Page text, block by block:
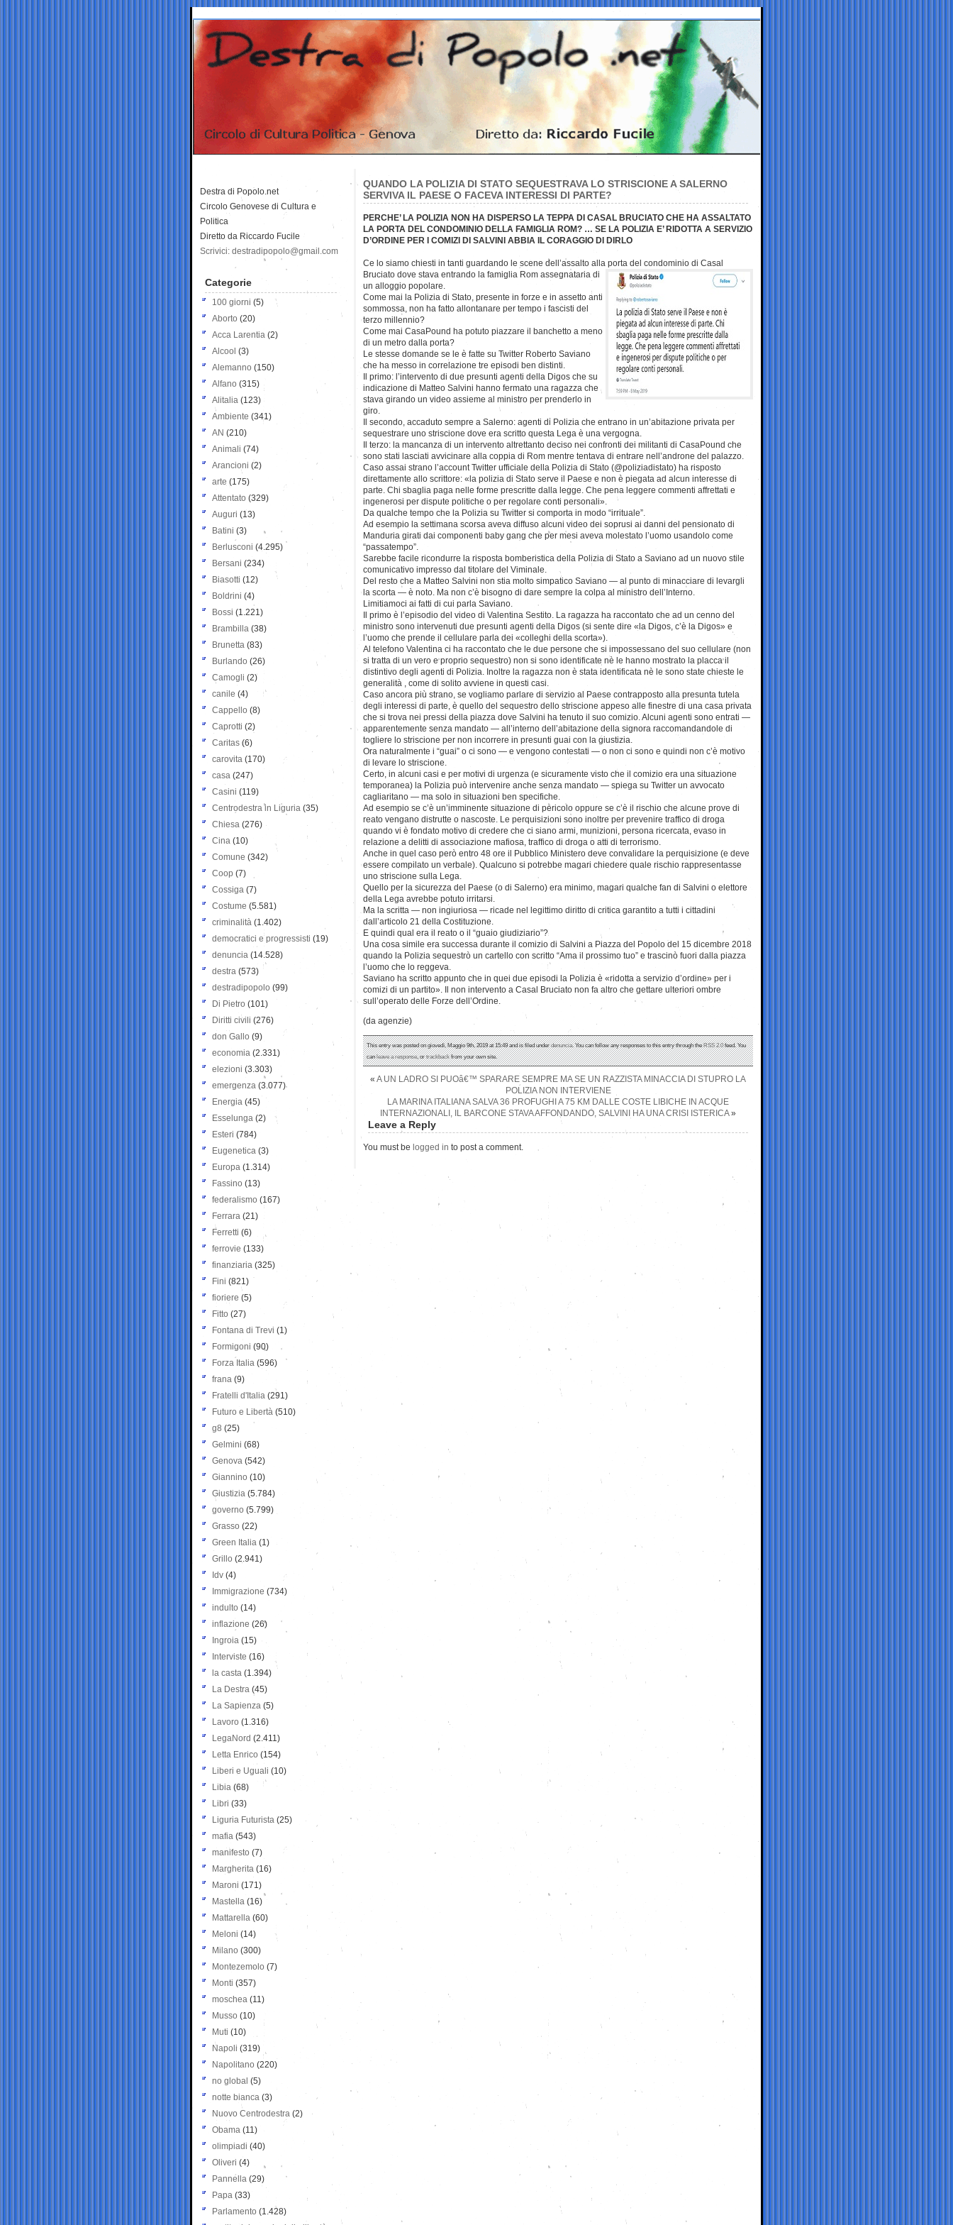
QUANDO LA POLIZIA DI STATO SEQUESTRAVA LO STRISCIONE A SALERNO
SERVIVA IL PAESE O FACEVA INTERESSI DI PARTE?
PERCHE’ LA POLIZIA NON HA DISPERSO LA TEPPA DI CASAL BRUCIATO CHE HA ASSALTATO
LA PORTA DEL CONDOMINIO DELLA FAMIGLIA ROM? … SE LA POLIZIA E’ RIDOTTA A SERVIZIO
D’ORDINE PER I COMIZI DI SALVINI ABBIA IL CORAGGIO DI DIRLO
Ce lo siamo chiesti in tanti guardando le scene dell’assalto alla porta del condominio di Casal
Bruciato dove stava entrando la famiglia Rom assegnataria di
un alloggio popolare.
Come mai la Polizia di Stato, presente in forze e in assetto anti
sommossa, non ha fatto allontanare per tempo i fascisti del
terzo millennio?
Come mai CasaPound ha potuto piazzare il banchetto a meno
di un metro dalla porta?
Le stesse domande se le è fatte su Twitter Roberto Saviano
che ha messo in correlazione tre episodi ben distinti.
Il primo: l’intervento di due presunti agenti della Digos che su
indicazione di Matteo Salvini hanno fermato una ragazza che
stava girando un video assieme al ministro per prenderlo in
giro.
Il secondo, accaduto sempre a Salerno: agenti di Polizia che entrano in un’abitazione privata per
sequestrare uno striscione dove era scritto questa Lega è una vergogna.
Il terzo: la mancanza di un intervento altrettanto deciso nei confronti dei militanti di CasaPound che
sono stati lasciati avvicinare alla coppia di Rom mentre tentava di entrare nell’androne del palazzo.
Caso assai strano l’account Twitter ufficiale della Polizia di Stato (@poliziadistato) ha risposto
direttamente allo scrittore: «la polizia di Stato serve il Paese e non è piegata ad alcun interesse di
parte. Chi sbaglia paga nelle forme prescritte dalla legge. Che pena leggere commenti affrettati e
ingenerosi per dispute politiche o per regolare conti personali».
Da qualche tempo che la Polizia su Twitter si comporta in modo “irrituale”.
Ad esempio la settimana scorsa aveva diffuso alcuni video dei soprusi ai danni del pensionato di
Manduria girati dai componenti baby gang che per mesi aveva molestato l’uomo usandolo come
“passatempo”.
Sarebbe facile ricondurre la risposta bomberistica della Polizia di Stato a Saviano ad un nuovo stile
comunicativo impresso dal titolare del Viminale.
Del resto che a Matteo Salvini non stia molto simpatico Saviano — al punto di minacciare di levargli
la scorta — è noto. Ma non c’è bisogno di dare sempre la colpa al ministro dell’Interno.
Limitiamoci ai fatti di cui parla Saviano.
Il primo è l’episodio del video di Valentina Sestito. La ragazza ha raccontato che ad un cenno del
ministro sono intervenuti due presunti agenti della Digos (si sente dire «la Digos, c’è la Digos» e
l’uomo che prende il cellulare parla dei «colleghi della scorta»).
Al telefono Valentina ci ha raccontato che le due persone che si impossessano del suo cellulare (non
si tratta di un vero e proprio sequestro) non si sono identificate nè le hanno mostrato la placca il
distintivo degli agenti di Polizia. Inoltre la ragazza non è stata identificata nè le sono state chieste le
generalità , come di solito avviene in questi casi.
Caso ancora più strano, se vogliamo parlare di servizio al Paese contrapposto alla presunta tutela
degli interessi di parte, è quello del sequestro dello striscione appeso alle finestre di una casa privata
che si trova nei pressi della piazza dove Salvini ha tenuto il suo comizio. Alcuni agenti sono entrati —
apparentemente senza mandato — all’interno dell’abitazione della signora raccomandandole di
togliere lo striscione per non incorrere in presunti guai con la giustizia.
Ora naturalmente i “guai” o ci sono — e vengono contestati — o non ci sono e quindi non c’è motivo
di levare lo striscione.
Certo, in alcuni casi e per motivi di urgenza (e sicuramente visto che il comizio era una situazione
temporanea) la Polizia può intervenire anche senza mandato — spiega su Twitter un avvocato
cagliaritano — ma solo in situazioni ben specifiche.
Ad esempio se c’è un’imminente situazione di pericolo oppure se c’è il rischio che alcune prove di
reato vengano distrutte o nascoste. Le perquisizioni sono inoltre per prevenire traffico di droga
quando vi è fondato motivo di credere che ci siano armi, munizioni, persona ricercata, evaso in
relazione a delitti di associazione mafiosa, traffico di droga o atti di terrorismo.
Anche in quel caso però entro 48 ore il Pubblico Ministero deve convalidare la perquisizione (e deve
essere compilato un verbale). Qualcuno si potrebbe magari chiedere quale rischio rappresentasse
uno striscione sulla Lega.
Quello per la sicurezza del Paese (o di Salerno) era minimo, magari qualche fan di Salvini o elettore
della Lega avrebbe potuto irritarsi.
Ma la scritta — non ingiuriosa — ricade nel legittimo diritto di critica garantito a tutti i cittadini
dall’articolo 21 della Costituzione.
E quindi qual era il reato o il “guaio giudiziario”?
Una cosa simile era successa durante il comizio di Salvini a Piazza del Popolo del 15 dicembre 2018
quando la Polizia sequestrò un cartello con scritto “Ama il prossimo tuo” e trascinò fuori dalla piazza
l’uomo che lo reggeva.
Saviano ha scritto appunto che in quei due episodi la Polizia è «ridotta a servizio d’ordine» per i
comizi di un partito». Il non intervento a Casal Bruciato non fa altro che gettare ulteriori ombre
sull’operato delle Forze dell’Ordine.
(da agenzie)
This entry was posted on giovedì, Maggio 9th, 2019 at 15:49 and is filed underdenuncia. You can follow any responses to this entry through theRSS 2.0feed. You
canleave a response, ortrackbackfrom your own site.
« A UN LADRO SI PUOâ€™ SPARARE SEMPRE MA SE UN RAZZISTA MINACCIA DI STUPRO LA
POLIZIA NON INTERVIENE
LA MARINA ITALIANA SALVA 36 PROFUGHI A 75 KM DALLE COSTE LIBICHE IN ACQUE
INTERNAZIONALI, IL BARCONE STAVA AFFONDANDO, SALVINI HA UNA CRISI ISTERICA»
Leave a Reply
You must be logged in to post a comment.
Destra di Popolo.net
Circolo Genovese di Cultura e
Politica
Diretto da Riccardo Fucile
Scrivici: destradipopolo@gmail.com
Categorie
100 giorni (5)
Aborto (20)
Acca Larentia (2)
Alcool (3)
Alemanno (150)
Alfano (315)
Alitalia (123)
Ambiente (341)
AN (210)
Animali (74)
Arancioni (2)
arte (175)
Attentato (329)
Auguri (13)
Batini (3)
Berlusconi (4.295)
Bersani (234)
Biasotti (12)
Boldrini (4)
Bossi (1.221)
Brambilla (38)
Brunetta (83)
Burlando (26)
Camogli (2)
canile (4)
Cappello (8)
Caprotti (2)
Caritas (6)
carovita (170)
casa (247)
Casini (119)
Centrodestra in Liguria (35)
Chiesa (276)
Cina (10)
Comune (342)
Coop (7)
Cossiga (7)
Costume (5.581)
criminalità (1.402)
democratici e progressisti (19)
denuncia (14.528)
destra (573)
destradipopolo (99)
Di Pietro (101)
Diritti civili (276)
don Gallo (9)
economia (2.331)
elezioni (3.303)
emergenza (3.077)
Energia (45)
Esselunga (2)
Esteri (784)
Eugenetica (3)
Europa (1.314)
Fassino (13)
federalismo (167)
Ferrara (21)
Ferretti (6)
ferrovie (133)
finanziaria (325)
Fini (821)
fioriere (5)
Fitto (27)
Fontana di Trevi (1)
Formigoni (90)
Forza Italia (596)
frana (9)
Fratelli d'Italia (291)
Futuro e Libertà (510)
g8 (25)
Gelmini (68)
Genova (542)
Giannino (10)
Giustizia (5.784)
governo (5.799)
Grasso (22)
Green Italia (1)
Grillo (2.941)
Idv (4)
Immigrazione (734)
indulto (14)
inflazione (26)
Ingroia (15)
Interviste (16)
la casta (1.394)
La Destra (45)
La Sapienza (5)
Lavoro (1.316)
LegaNord (2.411)
Letta Enrico (154)
Liberi e Uguali (10)
Libia (68)
Libri (33)
Liguria Futurista (25)
mafia (543)
manifesto (7)
Margherita (16)
Maroni (171)
Mastella (16)
Mattarella (60)
Meloni (14)
Milano (300)
Montezemolo (7)
Monti (357)
moschea (11)
Musso (10)
Muti (10)
Napoli (319)
Napolitano (220)
no global (5)
notte bianca (3)
Nuovo Centrodestra (2)
Obama (11)
olimpiadi (40)
Oliveri (4)
Pannella (29)
Papa (33)
Parlamento (1.428)